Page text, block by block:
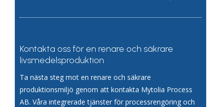
Kontakta oss för en renare och säkrare
livsmedelsproduktion
Ta nästa steg mot en renare och säkrare
produktionsmiljö genom att kontakta Mytolia Process
AB. Våra integrerade tjänster för processrengöring och